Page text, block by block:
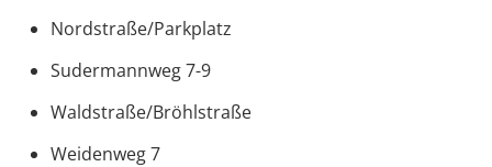
Nordstraße/Parkplatz
Sudermannweg 7-9
Waldstraße/Bröhlstraße
Weidenweg 7